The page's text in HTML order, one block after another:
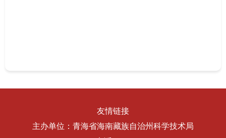
友情链接
主办单位：青海省海南藏族自治州科学技术局